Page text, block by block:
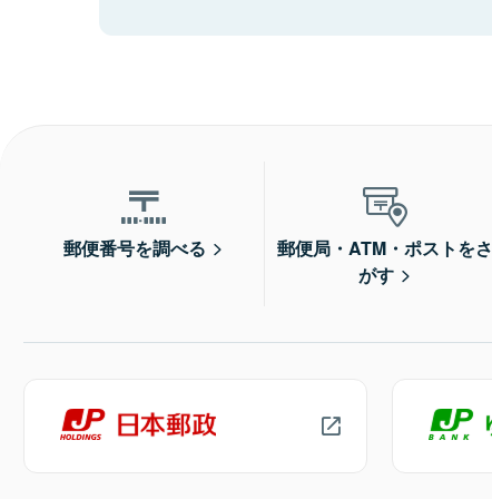
郵便番号を調べる
郵便局・ATM・ポストをさ
がす